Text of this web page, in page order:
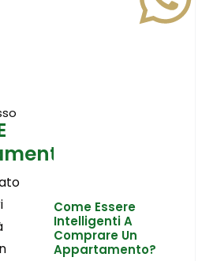
Come Essere
Intelligenti A
Comprare Un
Appartamento?